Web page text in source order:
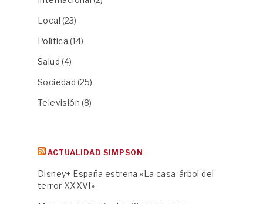
Local (23)
Política (14)
Salud (4)
Sociedad (25)
Televisión (8)
ACTUALIDAD SIMPSON
Disney+ España estrena «La casa-árbol del
terror XXXVI»